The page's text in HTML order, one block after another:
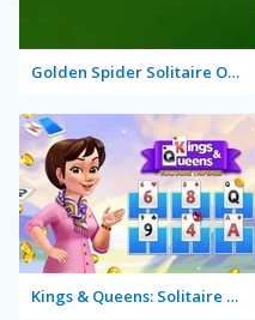
Golden Spider Solitaire On-line
Kings & Queens: Solitaire Tripeaks